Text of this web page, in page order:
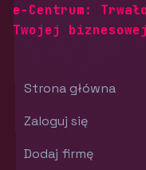
e-Centrum:
Twojej
Strona główna
Zaloguj się
Dodaj firmę